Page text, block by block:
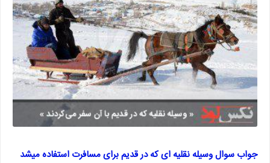
جواب سوال وسیله نقلیه ای که در قدیم برای مسافرت استفاده میشد